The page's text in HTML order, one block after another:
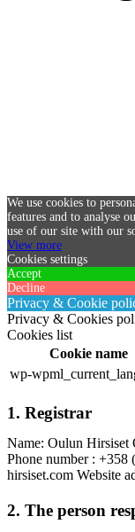
We use cookies to
features and to analyse
use of our site with our
View more
Cookies settings
Accept
Decline
Privacy & Cookie
Privacy & Cookies
Cookies list
Cookie name
wp-
1. Registrar
Name: Oulun Hirsiset
Phone number : +358
hirsiset.com Website
2. The person